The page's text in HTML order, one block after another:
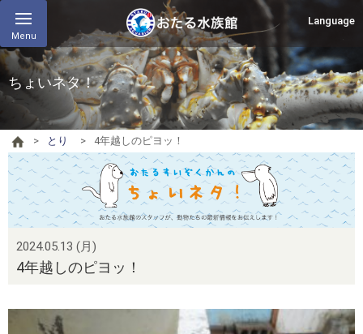
Menu
Language
ちょいネタ！
とり 4年越しのピヨッ！
2024.05.13 (月)
4年越しのピヨッ！